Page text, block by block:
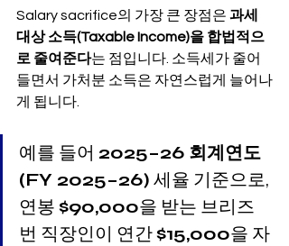
Salary sacrifice의 가장 큰 장점은 과세
대상 소득(Taxable Income)을 합법적으
로 줄여준다는 점입니다. 소득세가 줄어
들면서 가처분 소득은 자연스럽게 늘어나
게 됩니다.
예를 들어 2025–26 회계연도
(FY 2025–26) 세율 기준으로,
연봉 $90,000을 받는 브리즈
번 직장인이 연간 $15,000을 자